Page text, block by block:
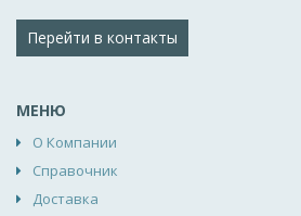
Перейти в контакты
МЕНЮ
О Компании
Справочник
Доставка